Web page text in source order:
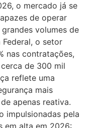
o mercado já se
de operar
volumes de
o setor
nas contratações,
de 300 mil
reflete uma
mais
apenas reativa.
impulsionadas pela
em alta em 2026: